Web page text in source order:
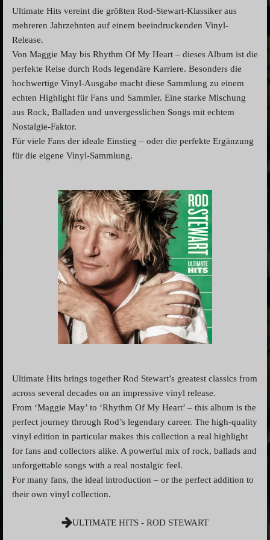
Ultimate Hits vereint die größten Rod-Stewart-Klassiker aus
mehreren Jahrzehnten auf einem beeindruckenden Vinyl-
Release.
Von Maggie May bis Rhythm Of My Heart – dieses Album ist die
perfekte Reise durch Rods legendäre Karriere. Besonders die
hochwertige Vinyl-Ausgabe macht diese Sammlung zu einem
echten Highlight für Fans und Sammler. Eine starke Mischung
aus Rock, Balladen und unvergesslichen Songs mit echtem
Nostalgie-Faktor.
Für viele Fans der ideale Einstieg – oder die perfekte Ergänzung
für die eigene Vinyl-Sammlung.
Ultimate Hits brings together Rod Stewart’s greatest classics from
across several decades on an impressive vinyl release.
From ‘Maggie May’ to ‘Rhythm Of My Heart’ – this album is the
perfect journey through Rod’s legendary career. The high-quality
vinyl edition in particular makes this collection a real highlight
for fans and collectors alike. A powerful mix of rock, ballads and
unforgettable songs with a real nostalgic feel.
For many fans, the ideal introduction – or the perfect addition to
their own vinyl collection.
ULTIMATE HITS - ROD STEWART